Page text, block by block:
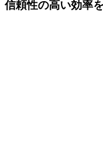
信頼性の高い効率